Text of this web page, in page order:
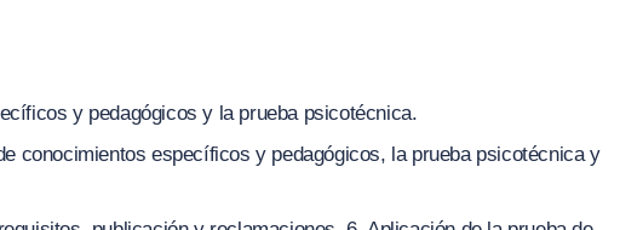
y pedagógicos y la prueba psicotécnica.
conocimientos específicos y pedagógicos, la prueba psicotécnica y